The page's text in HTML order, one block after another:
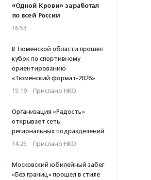
«Одной Крови» заработал
по всей России
16:53
В Тюменской области прошел
кубок по спортивному
ориентированию
«Тюменский формат-2026»
15:19 · Прислано НКО
Организация «Радость»
открывает сеть
региональных подразделений
14:25 · Прислано НКО
Московский юбилейный забег
«Без границ» прошел в стиле